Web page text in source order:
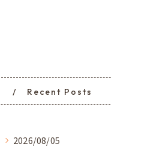
Recent Posts
2026/08/05